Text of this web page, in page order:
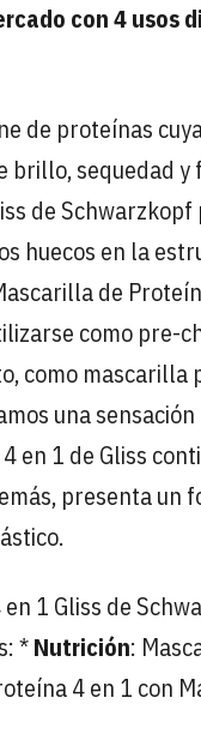
con 4 usos
de proteínas
brillo, sequedad
de
huecos en la
de
como pre-
como
una
en 1 de Gliss
presenta
1 Gliss de
*Nutrición:
4 en 1 con